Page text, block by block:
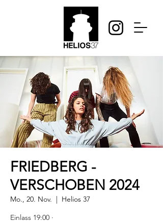
FRIEDBERG -
VERSCHOBEN 2024
Mo., 20. Nov.
  |
Helios 37
Einlass 19:00 ·